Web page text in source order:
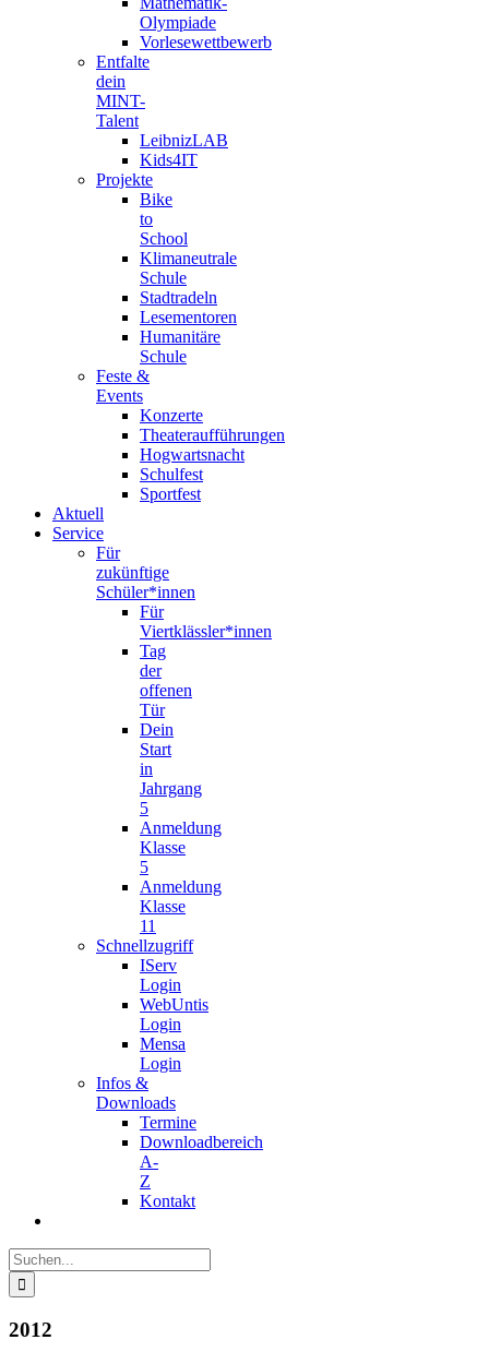
Olympiade
Vorlesewettbewerb
Entfalte
dein
MINT-
Talent
LeibnizLAB
Kids4IT
Projekte
Bike
to
School
Klimaneutrale
Schule
Stadtradeln
Lesementoren
Humanitäre
Schule
Feste &
Events
Konzerte
Theateraufführungen
Hogwartsnacht
Schulfest
Sportfest
Aktuell
Service
Für
zukünftige
Schüler*innen
Für
Viertklässler*innen
Tag
der
offenen
Tür
Dein
Start
in
Jahrgang
5
Anmeldung
Klasse
5
Anmeldung
Klasse
11
Schnellzugriff
IServ
Login
WebUntis
Login
Mensa
Login
Infos &
Downloads
Termine
Downloadbereich
A-
Z
Kontakt
Suche
nach:
2012